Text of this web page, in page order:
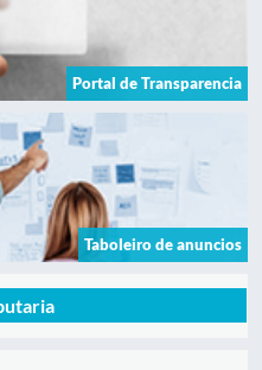
Portal de Transparencia
Taboleiro de anuncios